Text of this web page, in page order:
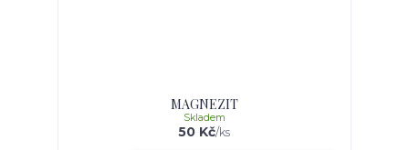
MAGNEZIT
50 Kč/ks
Skladem